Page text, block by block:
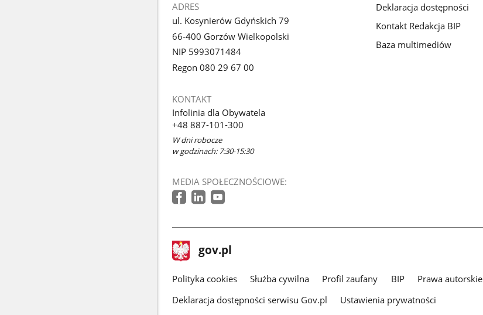
ADRES
ul. Kosynierów Gdyńskich 79
66-400 Gorzów Wielkopolski
NIP 5993071484
Regon 080 29 67 00
KONTAKT
Infolinia dla Obywatela
+48 887-101-300
W dni robocze
w godzinach: 7:30-15:30
MEDIA SPOŁECZNOŚCIOWE:
Deklaracja dostępności
Kontakt Redakcja BIP
Baza multimediów
stopka
gov.pl Strona
gov.pl
gov.pl
Polityka cookies Służba cywilna Profil zaufany BIP Prawa autorskie
Deklaracja dostępności serwisu Gov.pl
Ustawienia prywatności